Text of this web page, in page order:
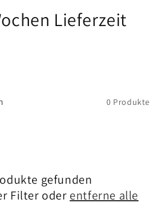
Lieferzeit
0 Produkte
gefunden
Filter oder entferne alle